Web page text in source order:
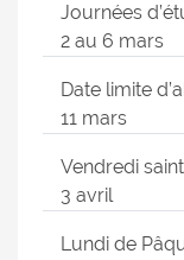
Journées
2 au 6 mars
Date limite
11 mars
Vendredi
3 avril
Lundi de